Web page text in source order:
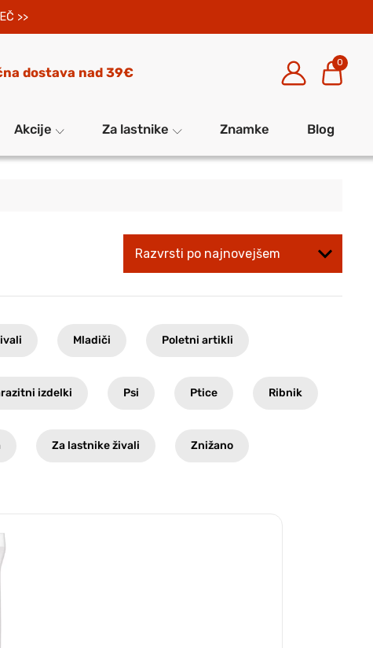
>>
dostava nad 39€
0
Akcije Za lastnike Znamke Blog
Mladiči Poletni artikli
izdelki Psi Ptice Ribnik
Za lastnike živali Znižano